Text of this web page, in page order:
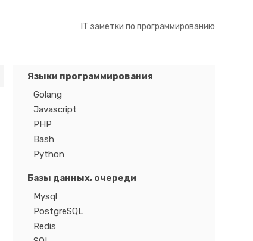
IT заметки по программированию
Языки программирования
Golang
Javascript
PHP
Bash
Python
Базы данных, очереди
Mysql
PostgreSQL
Redis